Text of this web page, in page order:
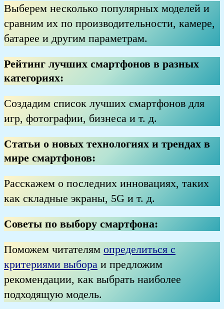
Выберем несколько популярных моделей и
сравним их по производительности, камере,
батарее и другим параметрам.
Рейтинг лучших смартфонов в разных
категориях:
Создадим список лучших смартфонов для
игр, фотографии, бизнеса и т. д.
Статьи о новых технологиях и трендах в
мире смартфонов:
Расскажем о последних инновациях, таких
как складные экраны, 5G и т. д.
Советы по выбору смартфона:
Поможем читателям определиться с
критериями выбора и предложим
рекомендации, как выбрать наиболее
подходящую модель.